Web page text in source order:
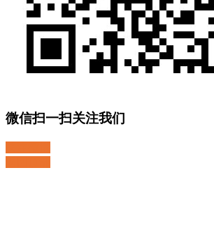
微信扫一扫关注我们